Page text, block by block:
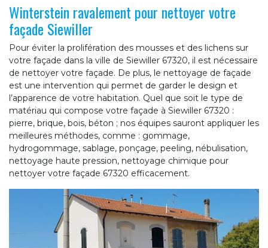
Winterstein ravalement pour nettoyer votre
façade Siewiller
Pour éviter la prolifération des mousses et des lichens sur
votre façade dans la ville de Siewiller 67320, il est nécessaire
de nettoyer votre façade. De plus, le nettoyage de façade
est une intervention qui permet de garder le design et
l’apparence de votre habitation. Quel que soit le type de
matériau qui compose votre façade à Siewiller 67320 :
pierre, brique, bois, béton ; nos équipes sauront appliquer les
meilleures méthodes, comme : gommage,
hydrogommage, sablage, ponçage, peeling, nébulisation,
nettoyage haute pression, nettoyage chimique pour
nettoyer votre façade 67320 efficacement.